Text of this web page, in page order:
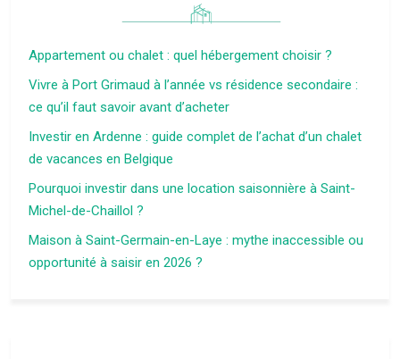
Appartement ou chalet : quel hébergement choisir ?
Vivre à Port Grimaud à l’année vs résidence secondaire :
ce qu’il faut savoir avant d’acheter
Investir en Ardenne : guide complet de l’achat d’un chalet
de vacances en Belgique
Pourquoi investir dans une location saisonnière à Saint-
Michel-de-Chaillol ?
Maison à Saint-Germain-en-Laye : mythe inaccessible ou
opportunité à saisir en 2026 ?